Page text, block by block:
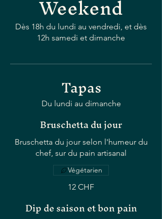
Dès 18h du lundi au vendredi, et dès
12h samedi et dimanche
Tapas
Bruschetta du jour
Bruschetta du jour selon l'humeur du
chef, sur du pain artisanal
12 CHF
Végétarien
Dip de saison et bon pain